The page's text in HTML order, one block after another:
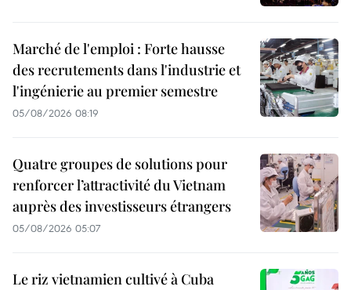
Marché de l'emploi : Forte hausse
des recrutements dans l'industrie et
l'ingénierie au premier semestre
05/08/2026 08:19
Quatre groupes de solutions pour
renforcer l’attractivité du Vietnam
auprès des investisseurs étrangers
05/08/2026 05:07
Le riz vietnamien cultivé à Cuba